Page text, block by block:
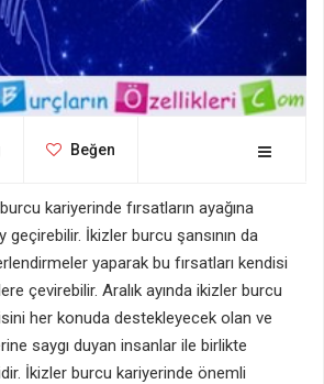
Beğen
kariyerinde fırsatların ayağına
geçirebilir. İkizler burcu şansının da
yaparak bu fırsatları kendisi
çevirebilir. Aralık ayında ikizler burcu
her konuda destekleyecek olan ve
saygı duyan insanlar ile birlikte
İkizler burcu kariyerinde önemli